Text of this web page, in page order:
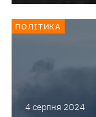
4 серпня 2024
ПОЛІТИКА